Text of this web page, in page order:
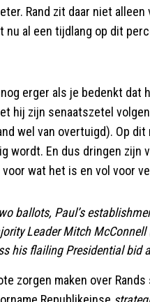
Rand zit daar niet
al een tijdlang op dit
erger als je bedenkt dat
hij zijn senaatszetel
wel van overtuigd). Op
En dus dringen zijn
wat het is en vol voor
ballots, Paul’s
Leader Mitch
his flailing Presidential bid
zorgen maken over